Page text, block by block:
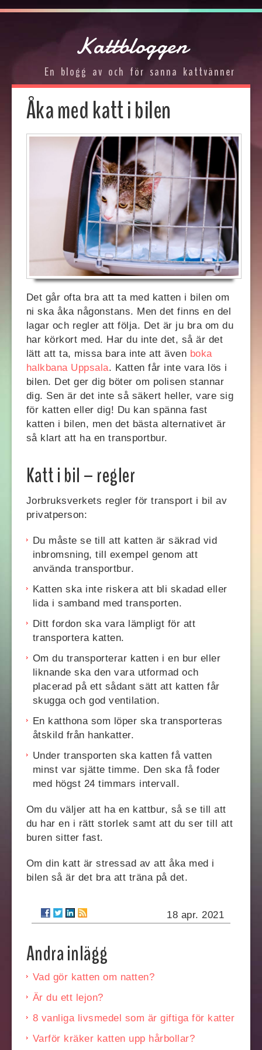
Kattbloggen
En blogg av och för sanna kattvänner
Åka med katt i bilen
Det går ofta bra att ta med katten i bilen om
ni ska åka någonstans. Men det finns en del
lagar och regler att följa. Det är ju bra om du
har körkort med. Har du inte det, så är det
lätt att ta, missa bara inte att även boka
halkbana Uppsala. Katten får inte vara lös i
bilen. Det ger dig böter om polisen stannar
dig. Sen är det inte så säkert heller, vare sig
för katten eller dig! Du kan spänna fast
katten i bilen, men det bästa alternativet är
så klart att ha en transportbur.
Katt i bil – regler
Jorbruksverkets regler för transport i bil av
privatperson:
Du måste se till att katten är säkrad vid
inbromsning, till exempel genom att
använda transportbur.
Katten ska inte riskera att bli skadad eller
lida i samband med transporten.
Ditt fordon ska vara lämpligt för att
transportera katten.
Om du transporterar katten i en bur eller
liknande ska den vara utformad och
placerad på ett sådant sätt att katten får
skugga och god ventilation.
En katthona som löper ska transporteras
åtskild från hankatter.
Under transporten ska katten få vatten
minst var sjätte timme. Den ska få foder
med högst 24 timmars intervall.
Om du väljer att ha en kattbur, så se till att
du har en i rätt storlek samt att du ser till att
buren sitter fast.
Om din katt är stressad av att åka med i
bilen så är det bra att träna på det.
18 apr. 2021
Andra inlägg
Vad gör katten om natten?
Är du ett lejon?
8 vanliga livsmedel som är giftiga för katter
Varför kräker katten upp hårbollar?